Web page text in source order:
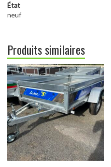
État
neuf
Produits similaires